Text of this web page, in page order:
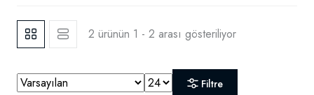
2 ürünün 1 - 2 arası gösteriliyor
Filtre